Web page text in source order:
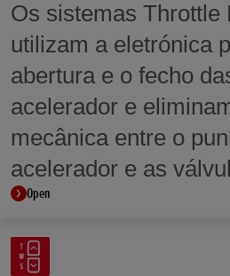
Os sistemas Throttle
utilizam a eletrónica
abertura e o fecho
acelerador e
mecânica entre o
acelerador e as
acelerador. O TBW
sistema PGM-FI
precisão a abertura
Open